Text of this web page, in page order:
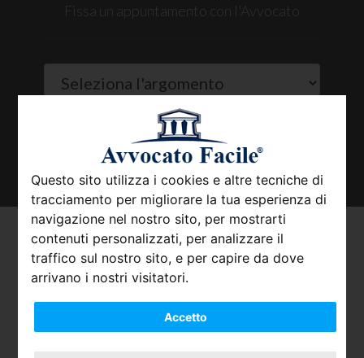
Questo sito utilizza i cookies e altre tecniche di
tracciamento per migliorare la tua esperienza di
navigazione nel nostro sito, per mostrarti
contenuti personalizzati, per analizzare il
traffico sul nostro sito, e per capire da dove
arrivano i nostri visitatori.
Accetto
Fissa un appuntamento con l'Avvocato
TROVA IL TUO AVVOCATO
Tutto quello che occorre
sapere sul Testamento
olografo.